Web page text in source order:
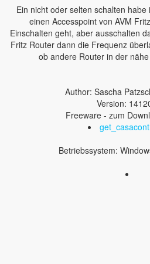
Ein nicht oder selten schalten
einen Accesspoint von AVM
Einschalten geht, aber ausschalten
Fritz Router dann die Frequenz
ob andere Router in der
Author: Sascha
Version:
Freeware - zum
Betriebssystem: